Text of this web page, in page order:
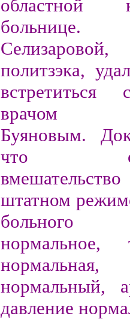
областной
больнице.
политзэка,
врачом
Буяновым.
что
штатном
больного
нормальное,
нормальный,
давление